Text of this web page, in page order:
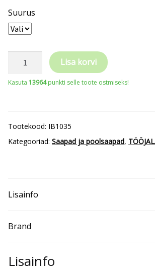
Suurus
REEBOK
turvajalanõu
Oxford
Lisa korvi
Kasuta 13964punkti selle toote ostmiseks!
Tootekood: IB1035
Kategooriad: Saapad ja poolsaapad,
Lisainfo
Brand
Lisainfo